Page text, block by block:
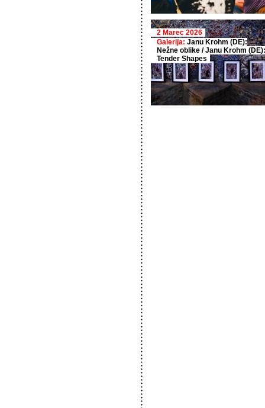
2 Marec 2026
Galerija: Janu Krohm (DE):
Nežne oblike / Janu Krohm (DE):
Tender Shapes